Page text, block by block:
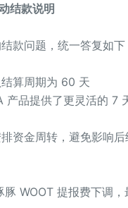
结款说明
款问题，统一答复如下
算周期为 60 天
产品提供了更灵活的 7
资金周转，避免影响后
WOOT 提报费下调